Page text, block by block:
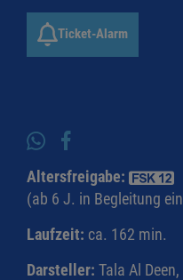
Ticket-Alarm
Altersfreigabe:
(ab 6 J. in Begleitung
Laufzeit: ca. 162 min.
Darsteller: Tala Al